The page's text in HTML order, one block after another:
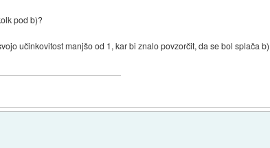
pod b)?
učinkovitost manjšo od 1, kar bi znalo povzorčit, da se bol splača